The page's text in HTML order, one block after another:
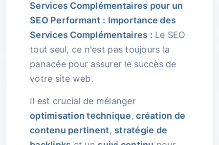
Services Complémentaires pour un
SEO Performant : Importance des
Services Complémentaires : Le SEO
tout seul, ce n'est pas toujours la
panacée pour assurer le succès de
votre site web.
Il est crucial de mélanger
optimisation technique,création de
contenu pertinent, stratégie de